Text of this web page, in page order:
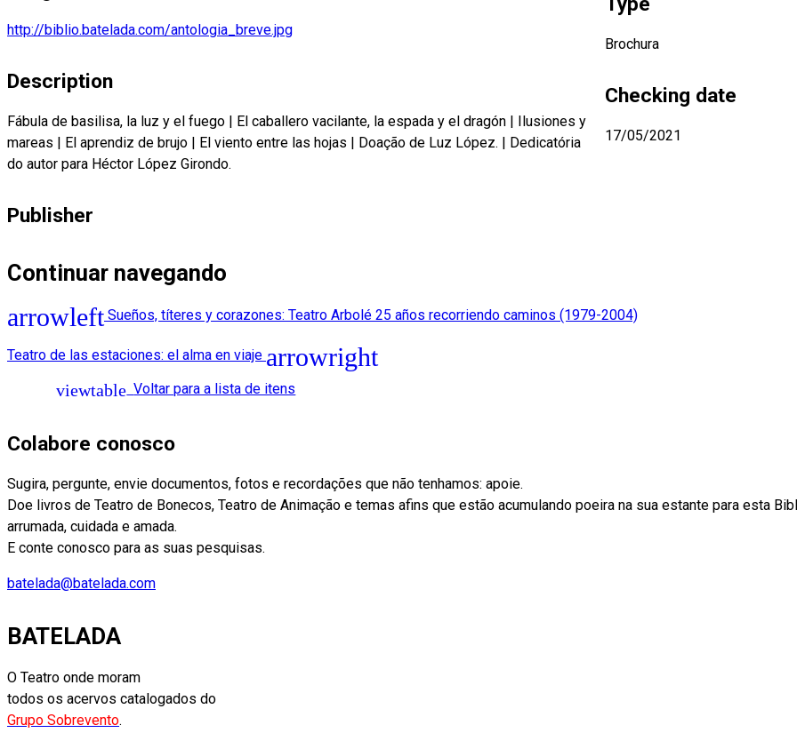
http://biblio.batelada.com/antologia_breve.jpg
Description
Fábula de basilisa, la luz y el fuego | El caballero vacilante, la espada y el dragón | Ilusiones y
mareas | El aprendiz de brujo | El viento entre las hojas | Doação de Luz López. | Dedicatória
do autor para Héctor López Girondo.
Publisher
Brochura
Checking date
17/05/2021
Continuar navegando
Sueños, títeres y corazones: Teatro Arbolé 25 años recorriendo caminos (1979-2004)
Teatro de las estaciones: el alma en viaje
Voltar para a lista de itens
Colabore conosco
Sugira, pergunte, envie documentos, fotos e recordações que não tenhamos: apoie.
Doe livros de Teatro de Bonecos, Teatro de Animação e temas afins que estão acumulando poeira na sua estante para esta
arrumada, cuidada e amada.
E conte conosco para as suas pesquisas.
batelada@batelada.com
BATELADA
O Teatro onde moram
todos os acervos catalogados do
Grupo Sobrevento.